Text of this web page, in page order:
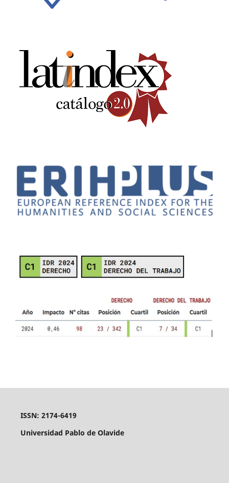
ISSN: 2174-6419
Universidad Pablo de Olavide